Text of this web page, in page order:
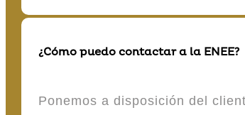
¿Cómo puedo contactar a la ENEE?
Ponemos a disposición del